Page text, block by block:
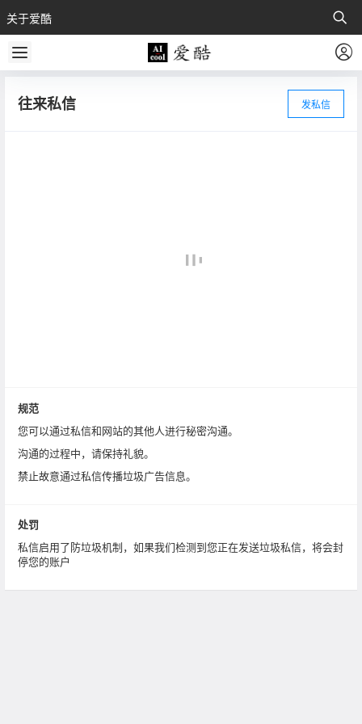
关于爱酷
往来私信 发私信
规范
您可以通过私信和网站的其他人进行秘密沟通。
沟通的过程中，请保持礼貌。
禁止故意通过私信传播垃圾广告信息。
处罚
私信启用了防垃圾机制，如果我们检测到您正在发送垃圾私信，将会封
停您的账户